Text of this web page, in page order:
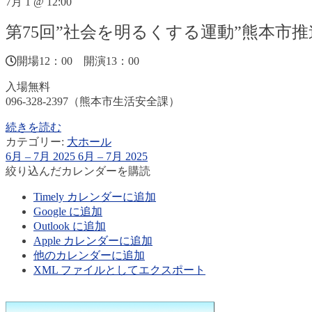
第75回”社会を明るくする運動”熊本市
開場12：00 開演13：00
入場無料
096-328-2397（熊本市生活安全課）
続きを読む
カテゴリー: 大ホール
6月 – 7月 2025 6月 – 7月 2025
絞り込んだカレンダーを購読
Timely カレンダーに追加
Google に追加
Outlook に追加
Apple カレンダーに追加
他のカレンダーに追加
XML ファイルとしてエクスポート